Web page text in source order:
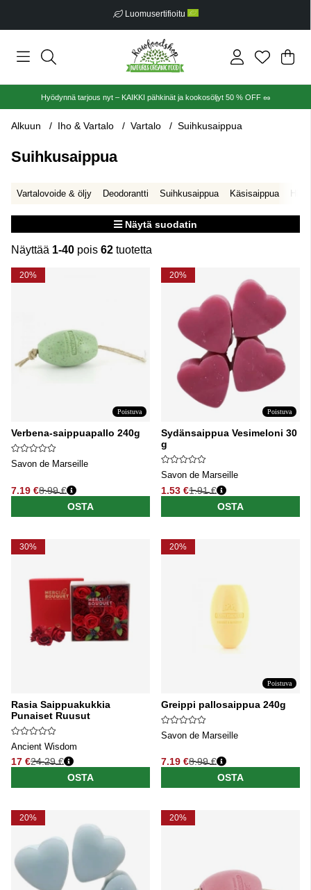
Ilmainen toimitus alkaen €30
.
Hyödynnä tarjous nyt – KAIKKI pähkinät ja kookosöljyt 50 % OFF 🥜
Alkuun Iho & Vartalo Vartalo Suihkusaippua
Suihkusaippua
Vartalovoide & öljy Deodorantti Suihkusaippua Käsisaippua
Näytä suodatin
Näyttää 1-40 pois 62 tuotetta
Tuotteet
20%
Poistuva
Verbena-saippuapallo 240g
Savon de Marseille
7.19 €
Normaali hinta
8.99 €
OSTA
20%
Poistuva
Sydänsaippua Vesimeloni 30
g
Savon de Marseille
1.53 €
Normaali hinta
1.91 €
OSTA
30%
Rasia Saippuakukkia
Punaiset Ruusut
Ancient Wisdom
17 €
Normaali hinta
24.29 €
OSTA
20%
Poistuva
Greippi pallosaippua 240g
Savon de Marseille
7.19 €
Normaali hinta
8.99 €
OSTA
20% 20%